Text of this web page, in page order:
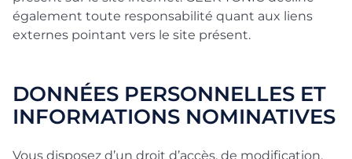
également toute responsabilité quant aux liens
externes pointant vers le site présent.
DONNÉES PERSONNELLES ET
INFORMATIONS NOMINATIVES
Vous disposez d’un droit d’accès, de modification,